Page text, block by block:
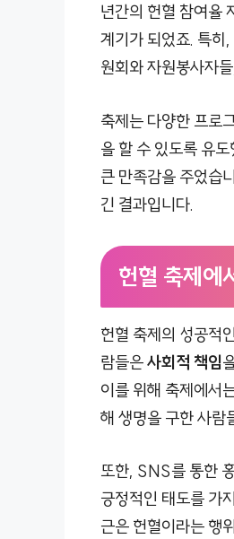
년간의 헌혈 참여율
계기가 되었죠. 특히,
원회와 자원봉사자
축제는 다양한 프로
을 할 수 있도록 유
큰 만족감을 주었습
긴 결과입니다.
헌혈 축제에
헌혈 축제의 성공적
람들은사회적 책임
이를 위해 축제에서
해 생명을 구한 사람
또한, SNS를 통한
긍정적인 태도를 가
근은 헌혈이라는 행